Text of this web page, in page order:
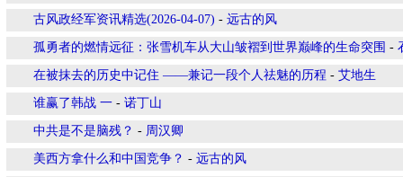
古风政经军资讯精选(2026-04-07) - 远古的风
孤勇者的燃情远征：张雪机车从大山皱褶到世界巅峰的生命突围 -
在被抹去的历史中记住 ——兼记一段个人祛魅的历程 - 艾地生
谁赢了韩战 一 - 诺丁山
中共是不是脑残？ - 周汉卿
美西方拿什么和中国竞争？ - 远古的风